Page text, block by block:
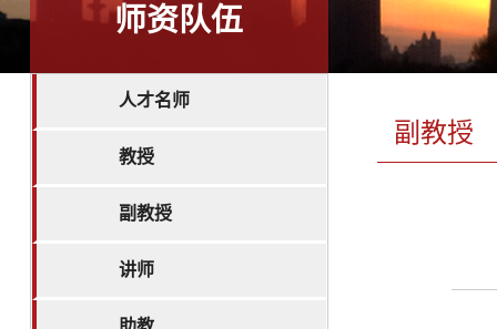
师资队伍
人才名师
教授
副教授
讲师
副教授